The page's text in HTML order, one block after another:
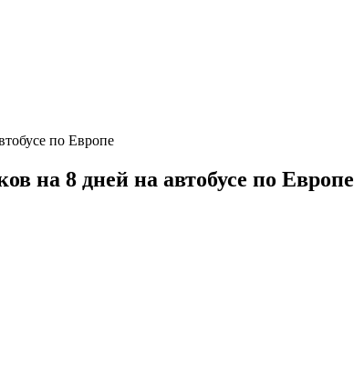
на 8 дней на автобусе по Европе